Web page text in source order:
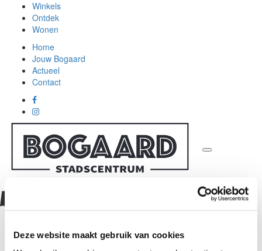
Deze website maakt gebruik van cookies
Winkels
Ontdek
Wonen
Home
Jouw Bogaard
Actueel
Contact